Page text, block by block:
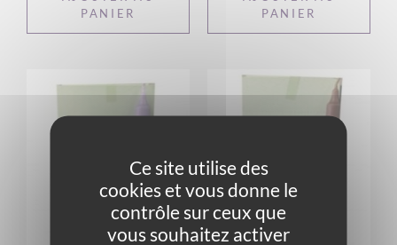
PANIER
PANIER
Ce site utilise des
cookies et vous donne le
contrôle sur ceux que
vous souhaitez activer